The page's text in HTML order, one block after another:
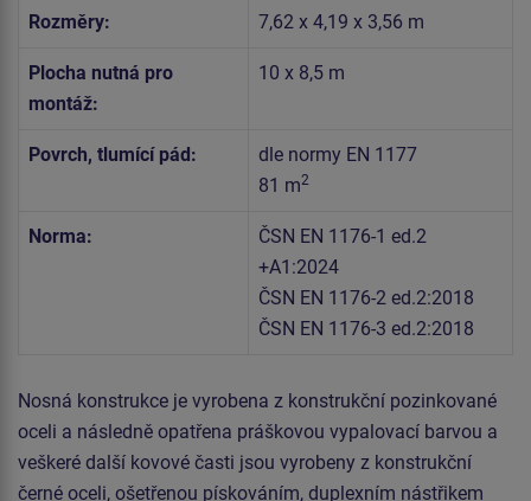
Rozměry: 7,62 x 4,19 x 3,56 m
Plocha nutná pro
montáž:
10 x 8,5 m
Povrch, tlumící pád:
dle normy EN 1177
81 m2
Norma:
ČSN EN 1176-1 ed.2
+A1:2024
ČSN EN 1176-2 ed.2:2018
ČSN EN 1176-3 ed.2:2018
Nosná konstrukce je vyrobena z konstrukční pozinkované
oceli a následně opatřena práškovou vypalovací barvou a
veškeré další kovové časti jsou vyrobeny z konstrukční
černé oceli, ošetřenou pískováním, duplexním nástřikem